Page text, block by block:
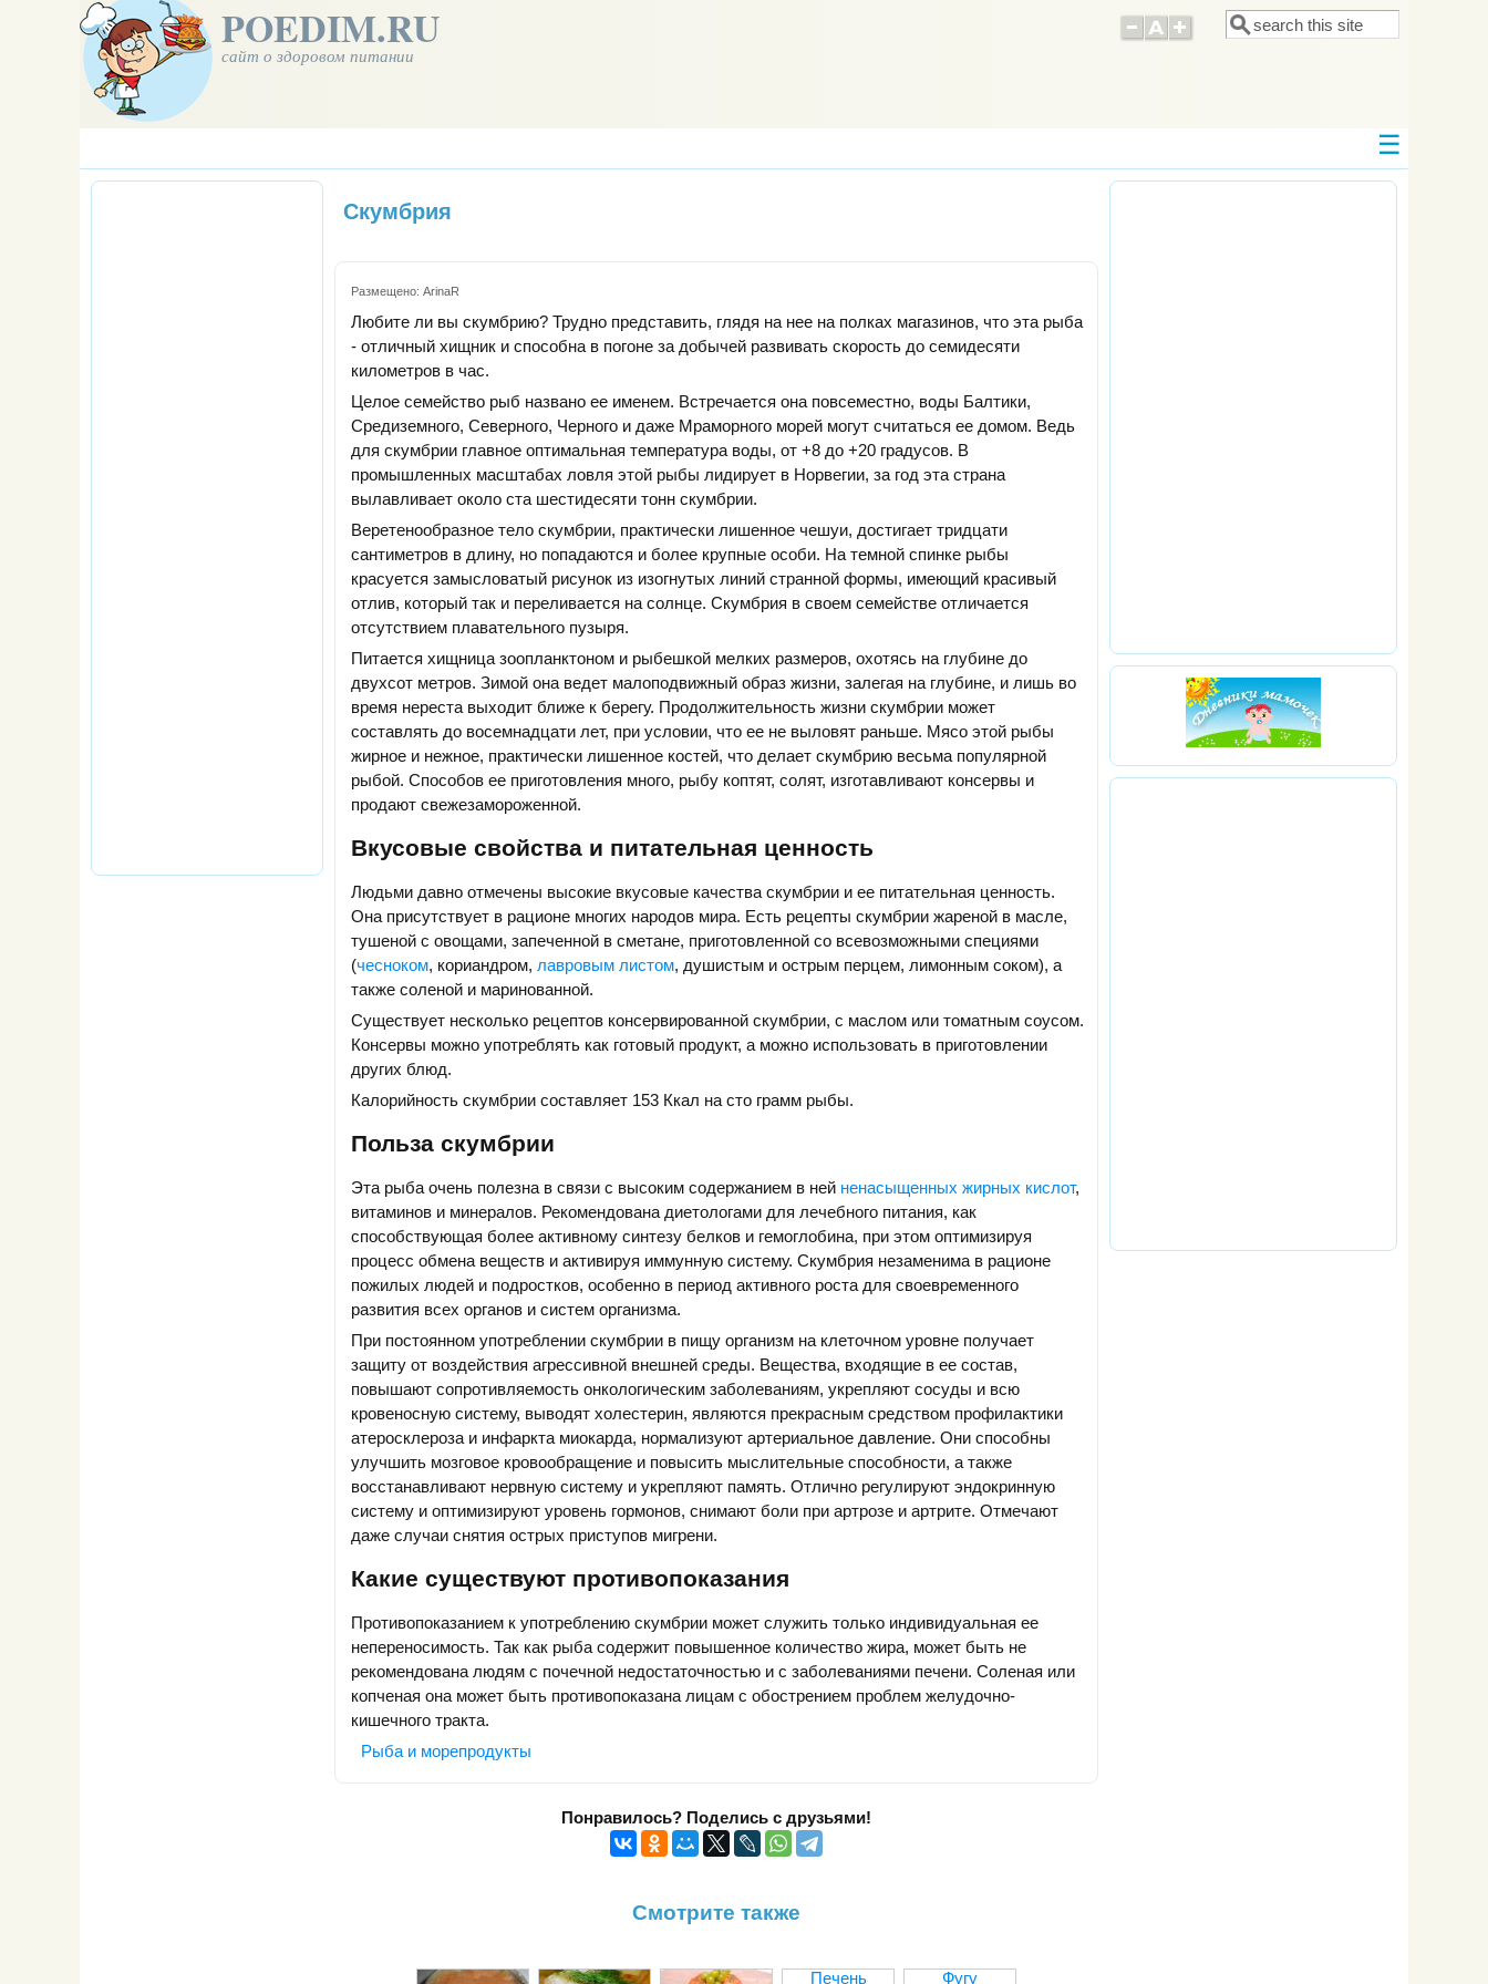
POEDIM.RU
сайт о здоровом питании
Форма поиска
Поиск
Скумбрия
Размещено: ArinaR
Любите ли вы скумбрию? Трудно представить, глядя на нее на полках магазинов, что эта рыба
- отличный хищник и способна в погоне за добычей развивать скорость до семидесяти
километров в час.
Целое семейство рыб названо ее именем. Встречается она повсеместно, воды Балтики,
Средиземного, Северного, Черного и даже Мраморного морей могут считаться ее домом. Ведь
для скумбрии главное оптимальная температура воды, от +8 до +20 градусов. В
промышленных масштабах ловля этой рыбы лидирует в Норвегии, за год эта страна
вылавливает около ста шестидесяти тонн скумбрии.
Веретенообразное тело скумбрии, практически лишенное чешуи, достигает тридцати
сантиметров в длину, но попадаются и более крупные особи. На темной спинке рыбы
красуется замысловатый рисунок из изогнутых линий странной формы, имеющий красивый
отлив, который так и переливается на солнце. Скумбрия в своем семействе отличается
отсутствием плавательного пузыря.
Питается хищница зоопланктоном и рыбешкой мелких размеров, охотясь на глубине до
двухсот метров. Зимой она ведет малоподвижный образ жизни, залегая на глубине, и лишь во
время нереста выходит ближе к берегу. Продолжительность жизни скумбрии может
составлять до восемнадцати лет, при условии, что ее не выловят раньше. Мясо этой рыбы
жирное и нежное, практически лишенное костей, что делает скумбрию весьма популярной
рыбой. Способов ее приготовления много, рыбу коптят, солят, изготавливают консервы и
продают свежезамороженной.
Вкусовые свойства и питательная ценность
Людьми давно отмечены высокие вкусовые качества скумбрии и ее питательная ценность.
Она присутствует в рационе многих народов мира. Есть рецепты скумбрии жареной в масле,
тушеной с овощами, запеченной в сметане, приготовленной со всевозможными специями
(чесноком, кориандром, лавровым листом, душистым и острым перцем, лимонным соком), а
также соленой и маринованной.
Существует несколько рецептов консервированной скумбрии, с маслом или томатным соусом.
Консервы можно употреблять как готовый продукт, а можно использовать в приготовлении
других блюд.
Калорийность скумбрии составляет 153 Ккал на сто грамм рыбы.
Польза скумбрии
Эта рыба очень полезна в связи с высоким содержанием в ней ненасыщенных жирных кислот,
витаминов и минералов. Рекомендована диетологами для лечебного питания, как
способствующая более активному синтезу белков и гемоглобина, при этом оптимизируя
процесс обмена веществ и активируя иммунную систему. Скумбрия незаменима в рационе
пожилых людей и подростков, особенно в период активного роста для своевременного
развития всех органов и систем организма.
При постоянном употреблении скумбрии в пищу организм на клеточном уровне получает
защиту от воздействия агрессивной внешней среды. Вещества, входящие в ее состав,
повышают сопротивляемость онкологическим заболеваниям, укрепляют сосуды и всю
кровеносную систему, выводят холестерин, являются прекрасным средством профилактики
атеросклероза и инфаркта миокарда, нормализуют артериальное давление. Они способны
улучшить мозговое кровообращение и повысить мыслительные способности, а также
восстанавливают нервную систему и укрепляют память. Отлично регулируют эндокринную
систему и оптимизируют уровень гормонов, снимают боли при артрозе и артрите. Отмечают
даже случаи снятия острых приступов мигрени.
Какие существуют противопоказания
Противопоказанием к употреблению скумбрии может служить только индивидуальная ее
непереносимость. Так как рыба содержит повышенное количество жира, может быть не
рекомендована людям с почечной недостаточностью и с заболеваниями печени. Соленая или
копченая она может быть противопоказана лицам с обострением проблем желудочно-
кишечного тракта.
Рыба и морепродукты
Понравилось? Поделись с друзьями!
Смотрите также
Печень
Фугу